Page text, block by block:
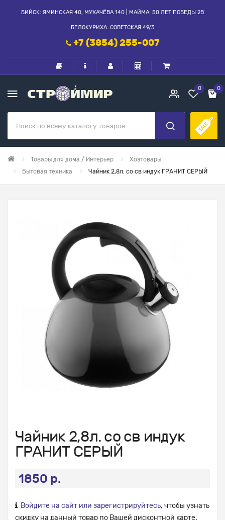
БИЙСК: ЯМИНСКАЯ 40, МУХАЧЁВА 140 | МАЙМА: 50 ЛЕТ ПОБЕДЫ 2В
БЕЛОКУРИХА: СОВЕТСКАЯ 49/3
+7 (3854) 255-007
0 0
Товары для дома / Интерьер
Хозтовары
Бытовая техника
Чайник 2,8л. со св индук ГРАНИТ СЕРЫЙ
Чайник 2,8л. со св индук
ГРАНИТ СЕРЫЙ
1850 р.
Войдите на сайт или зарегистрируйтесь, чтобы узнать
скидку на данный товар по Вашей дисконтной карте.